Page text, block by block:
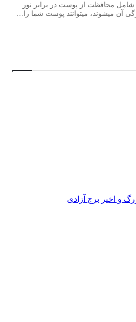
شامل محافظت از پوست در برابر نور
آن میشوند، میتوانند پوست شما را…
و اخیر برج آزادی